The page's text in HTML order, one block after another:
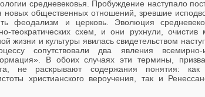
средневековья. Пробуждение наступало
новых общественных отношений, зревшие
феодализм и церковь. Эволюция
теократических схем, и они рухнули,
жизни и культуры явилась свидетельством
сопутствовали два явления всемирно-
В обоих случаях эти термины,
не раскрывают содержания понятия:
христианского вероучения, так и